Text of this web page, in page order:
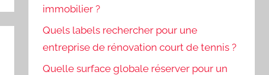
immobilier ?
Quels labels rechercher pour une
entreprise de rénovation court de tennis ?
Quelle surface globale réserver pour un